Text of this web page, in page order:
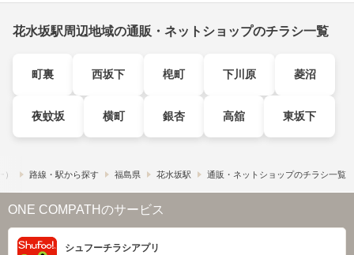
花水坂駅周辺地域の通販・ネットショップのチラシ一覧
町裏 西坂下 梍町 下川原 菱沼
夜蚊坂 横町 銀杏 高舘 東坂下
路線・駅から探す 福島県 花水坂駅 通販・ネットショップのチラシ一覧
ONE COMPATHのサービス
シュフーチラシアプリ